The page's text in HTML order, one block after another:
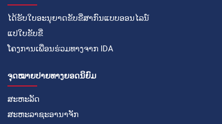
ໄດ້ຮັບໃບອະນຸຍາດຂັບຂີ່ສາກົນແບບອອນໄລນ໌
ແປໃບຂັບຂີ່
ໂຄງການເພື່ອນຮ່ວມທາງຈາກ IDA
ຈຸດໝາຍປາຍທາງຍອດນິຍົມ
ສະຫະລັດ
ສະຫະລາຊະອານາຈັກ